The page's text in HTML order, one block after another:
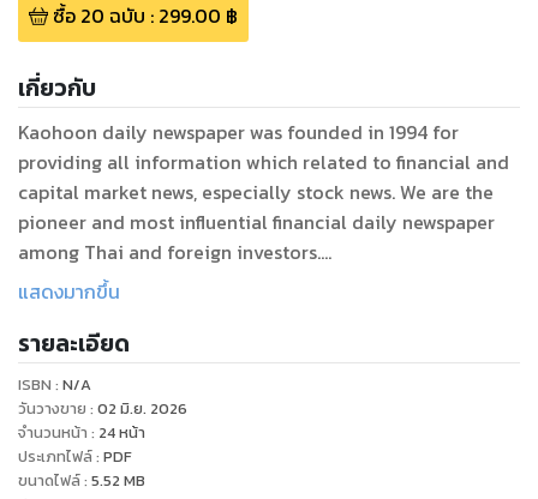
ซื้อ 20 ฉบับ : 299.00 ฿
เกี่ยวกับ
Kaohoon daily newspaper was founded in 1994 for
providing all information which related to financial and
capital market news, especially stock news. We are the
pioneer and most influential financial daily newspaper
among Thai and foreign investors.
ความนิยมสูงสุดในประเทศ
นำเสนอข่าวสารที่เกี่ยวข้องกับตลาดการเงินและตลาดทุนมานาน
แสดงมากขึ้น
รายละเอียด
ISBN : N/A
วันวางขาย : 02 มิ.ย. 2026
จำนวนหน้า : 24หน้า
ประเภทไฟล์: PDF
ขนาดไฟล์: 5.52 MB